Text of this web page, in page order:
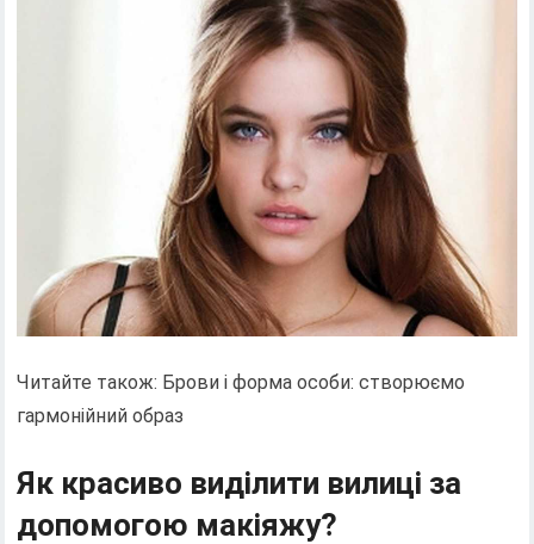
Читайте також: Брови і форма особи: створюємо
гармонійний образ
Як красиво виділити вилиці за
допомогою макіяжу?